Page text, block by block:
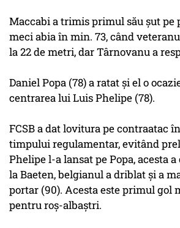
Maccabi a trimis primul său şut pe
meci abia în min. 73, când
la 22 de metri, dar Târnovanu a
Daniel Popa (78) a ratat şi el o
centrarea lui Luis Phelipe (78).
FCSB a dat lovitura pe contraatac
timpului regulamentar, evitând
Phelipe l-a lansat pe Popa, acesta
la Baeten, belgianul a driblat şi a
portar (90). Acesta este primul gol
pentru roş-albaştri.